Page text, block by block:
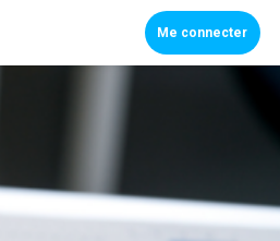
Me connecter